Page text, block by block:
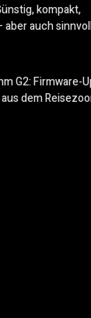
kompakt,
auch
G2: Firmware-
dem